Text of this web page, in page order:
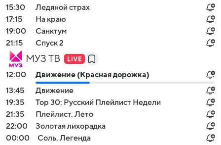
15:30
Ледяной страх
17:15
На краю
19:00
Санктум
21:15
Спуск 2
МУЗ ТВ
12:00
Движение (Красная дорожка)
13:45
Движение
19:35
Top 30: Русский Плейлист Недели
21:35
Плейлист. Лето
22:00
Золотая лихорадка
00:00
Соль. Легенда